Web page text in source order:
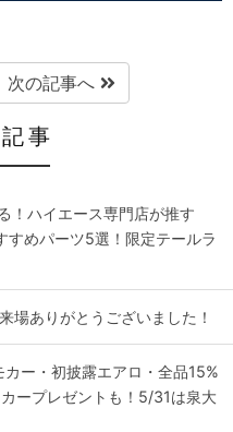
次の記事へ
事
！ハイエース専門店が推す
すめパーツ5選！限定テールラ
場ありがとうございました！
ー・初披露エアロ・全品15%
ープレゼントも！5/31は泉大